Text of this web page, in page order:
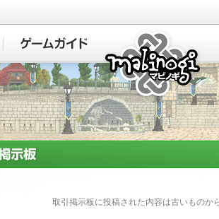
取引掲示板に投稿された内容は古いものか